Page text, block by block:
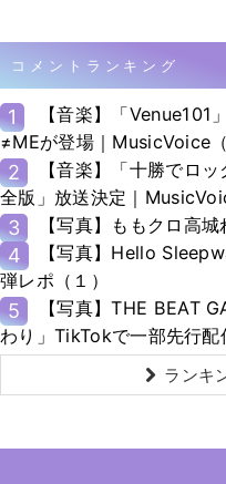
コメントランキング
1
【音楽】「Venue101
≠MEが登場｜MusicVoice
2
【音楽】「十勝でロ
全版」放送決定｜
3 【写真】ももクロ高
4
【写真】Hello
弾レポ（１）
5
【写真】THE BEAT
わり」TikTokで一部先行配
ランキ